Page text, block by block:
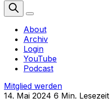
About
Archiv
Login
YouTube
Podcast
Mitglied werden
14. Mai 2024 6 Min. Lesezeit